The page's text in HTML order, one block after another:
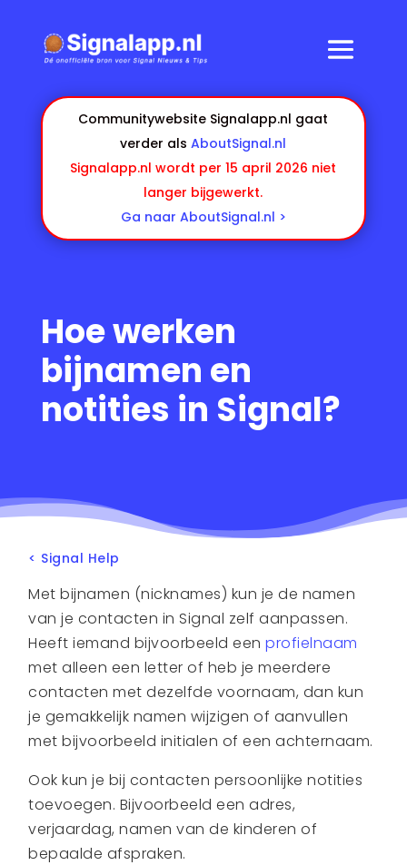
Communitywebsite Signalapp.nl gaat
verder alsAboutSignal.nl
Signalapp.nl wordt per 15 april 2026 niet
langer bijgewerkt.
Ga naar AboutSignal.nl >
Hoe werken
bijnamen en
notities in Signal?
< Signal Help
Met bijnamen (nicknames) kun je de namen
van je contacten in Signal zelf aanpassen.
Heeft iemand bijvoorbeeld eenprofielnaam
met alleen een letter of heb je meerdere
contacten met dezelfde voornaam, dan kun
je gemakkelijk namen wijzigen of aanvullen
met bijvoorbeeld initialen of een achternaam.
Ook kun je bij contacten persoonlijke notities
toevoegen. Bijvoorbeeld een adres,
verjaardag, namen van de kinderen of
bepaalde afspraken.